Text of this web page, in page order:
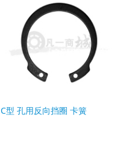
C型 孔用反向挡圈 卡簧